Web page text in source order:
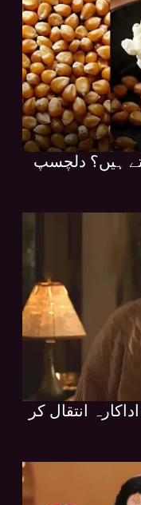
ہیں؟ دلچسپ
انتقال کر